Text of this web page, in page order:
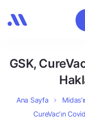
GSK,
Ana Sayfa
CureVac’ın